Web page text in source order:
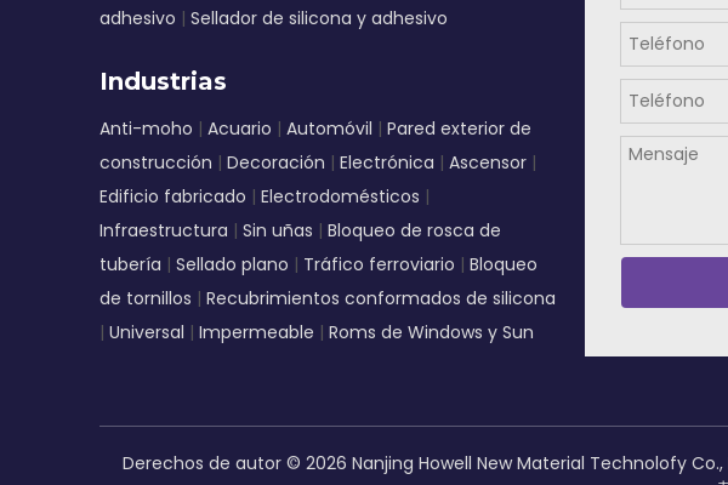
adhesivo | Sellador de silicona y adhesivo
Industrias
Anti-moho | Acuario | Automóvil | Pared exterior de
construcción | Decoración | Electrónica | Ascensor |
Edificio fabricado | Electrodomésticos |
Infraestructura | Sin uñas | Bloqueo de rosca de
tubería | Sellado plano | Tráfico ferroviario | Bloqueo
de tornillos | Recubrimientos conformados de silicona
| Universal | Impermeable | Roms de Windows y Sun
Derechos de autor © 2026 Nanjing Howell New Material Technolofy